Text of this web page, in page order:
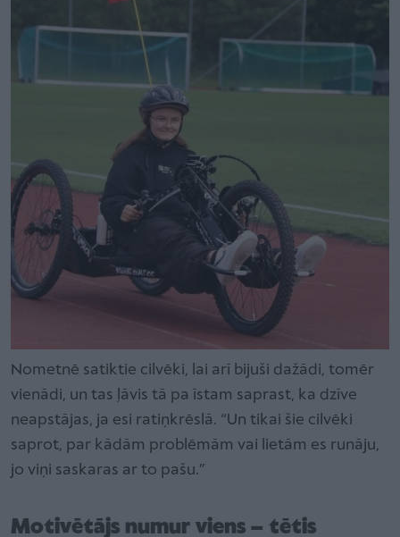
Nometnē satiktie cilvēki, lai arī bijuši dažādi, tomēr
vienādi, un tas ļāvis tā pa īstam saprast, ka dzīve
neapstājas, ja esi ratiņkrēslā. “Un tikai šie cilvēki
saprot, par kādām problēmām vai lietām es runāju,
jo viņi saskaras ar to pašu.”
Motivētājs numur viens – tētis